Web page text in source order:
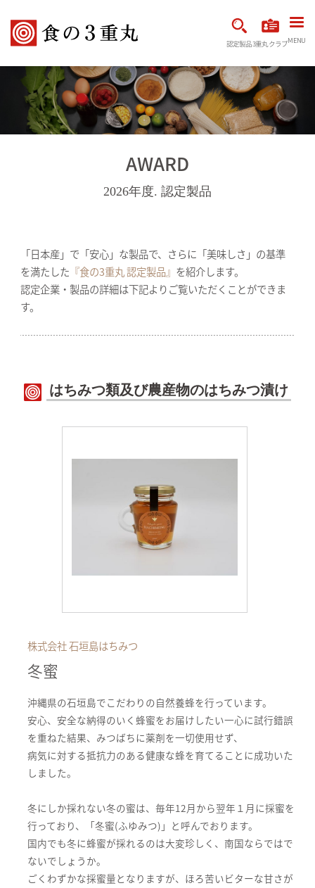
認定製品3重丸クラブMENU
AWARD
2026年度. 認定製品
「日本産」で「安心」な製品で、さらに「美味しさ」の基準
を満たした 『食の3重丸 認定製品』 を紹介します。
認定企業・製品の詳細は下記よりご覧いただくことができま
す。
はちみつ類及び農産物のはちみつ漬け
株式会社 石垣島はちみつ
冬蜜
沖縄県の石垣島でこだわりの自然養蜂を行っています。
安心、安全な納得のいく蜂蜜をお届けしたい一心に試行錯誤
を重ねた結果、みつばちに薬剤を一切使用せず、
病気に対する抵抗力のある健康な蜂を育てることに成功いた
しました。
冬にしか採れない冬の蜜は、毎年12月から翌年１月に採蜜を
行っており、「冬蜜(ふゆみつ)」と呼んでおります。
国内でも冬に蜂蜜が採れるのは大変珍しく、南国ならではで
ないでしょうか。
ごくわずかな採蜜量となりますが、ほろ苦いビターな甘さが